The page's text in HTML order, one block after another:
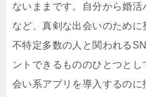
ないままです。自分から婚活
など、真剣な出会いのために
不特定多数の人と関われる
ントできるもののひとつと
会い系アプリを導入するのに